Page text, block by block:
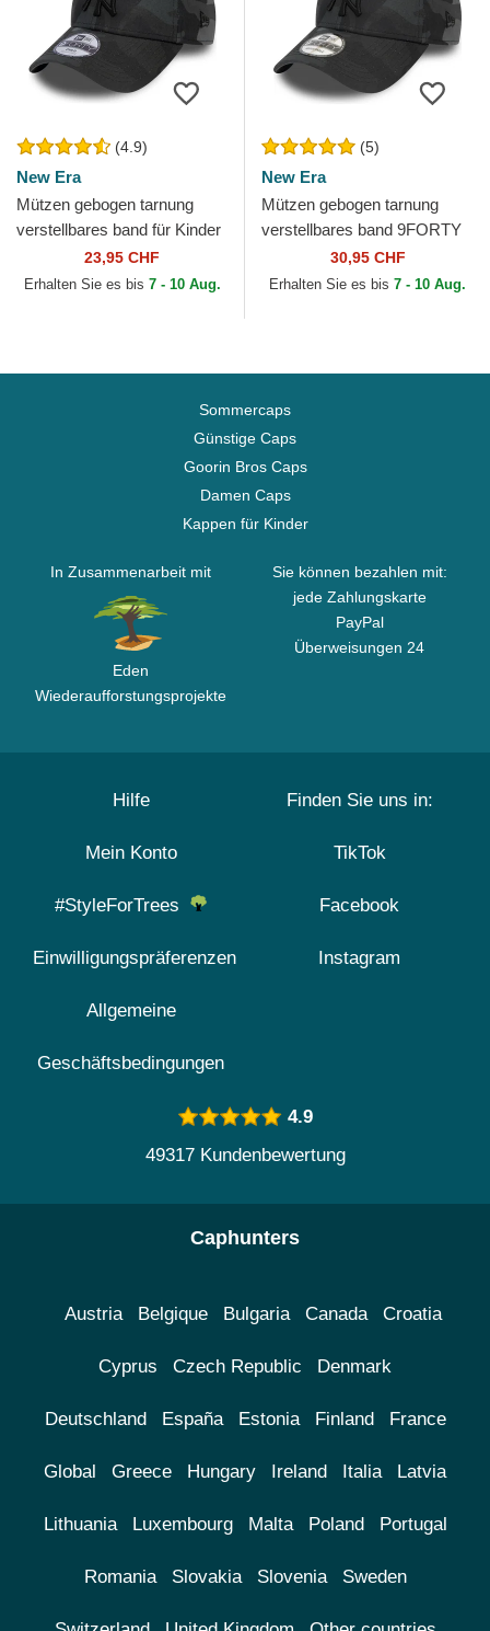
(4.9)
New Era
Mützen gebogen tarnung
verstellbares band für Kinder
9FORTY League Essential
der New York Yankees...
23,95 CHF
Erhalten Sie es bis 7 - 10 Aug.
(5)
New Era
Mützen gebogen tarnung
verstellbares band 9FORTY
League Essential der New
York Yankees MLB von...
30,95 CHF
Erhalten Sie es bis 7 - 10 Aug.
Sommercaps
Günstige Caps
Goorin Bros Caps
Damen Caps
Kappen für Kinder
In Zusammenarbeit mit
Eden
Wiederaufforstungsprojekte
Sie können bezahlen mit:
jede Zahlungskarte
PayPal
Überweisungen 24
Hilfe
Mein Konto
#StyleForTrees
Einwilligungspräferenzen
Allgemeine
Geschäftsbedingungen
Finden Sie uns in:
TikTok
Facebook
Instagram
4.9
49317 Kundenbewertung
Caphunters
Austria Belgique Bulgaria Canada Croatia
Cyprus Czech Republic Denmark
Deutschland España Estonia Finland France
Global Greece Hungary Ireland Italia Latvia
Lithuania Luxembourg Malta Poland Portugal
Romania Slovakia Slovenia Sweden